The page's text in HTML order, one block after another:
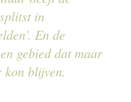
in
En de
gebied dat maar
blijven.